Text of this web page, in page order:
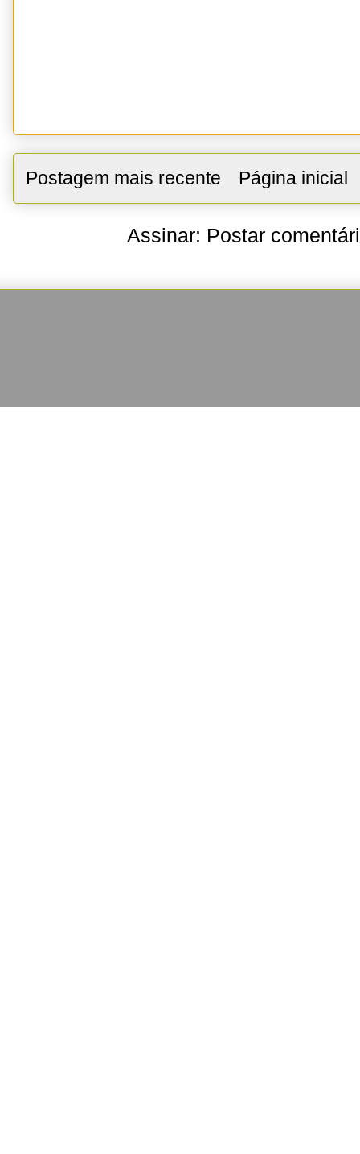
Postagem mais recente Página inicial
Assinar: Postar